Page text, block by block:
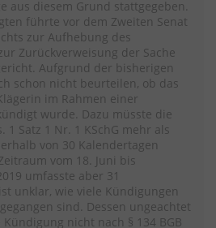
aus diesem Grund stattgegeben.
führte vor dem Zweiten Senat
zur Aufhebung des
Zurückverweisung der Sache
Aufgrund der bisherigen
schon nicht beurteilen, ob das
im Rahmen einer
wurde. Dazu müsste die
1 Satz 1 Nr. 1 KSchG mehr als
von 30 Kalendertagen
vom 18. Juni bis
umfasste aber 31
unklar, wie viele Kündigungen
sind. Dessen ungeachtet
nicht nach § 134 BGB